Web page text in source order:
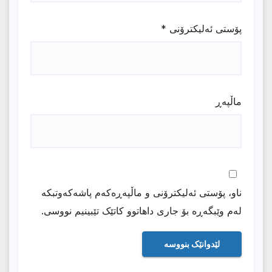
پۆستی ئەلیکترۆنی *
ماڵپه‌ڕ
ناو، پۆستی ئەلیکترۆنی و ماڵپەڕەکەم پاشەکەوتبکە
لەم وێبگەڕە بۆ جاری داهاتوو کاتێک تێبینیم نووسی.